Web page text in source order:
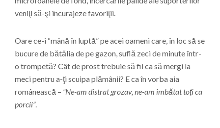
veniţi să-şi încurajeze favoriţii.
Oare ce-i “mână în luptă” pe acei oameni care, în loc să se
bucure de bătălia de pe gazon, suflă zeci de minute într-
o trompetă? Cât de prost trebuie să fii ca să mergi la
meci pentru a-ţi scuipa plămânii? E ca în vorba aia
românească – “Ne-am distrat grozav, ne-am îmbătat toţi ca
porcii”.